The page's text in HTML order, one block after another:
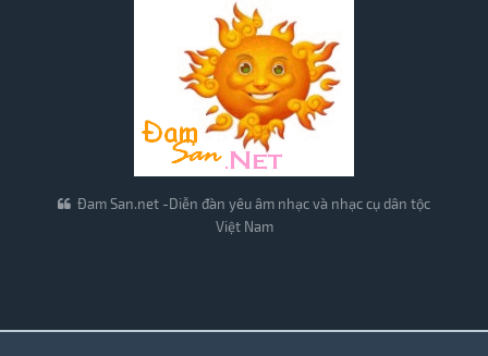
Đam San.net -Diễn đàn yêu âm nhạc và nhạc cụ dân tộc
Việt Nam